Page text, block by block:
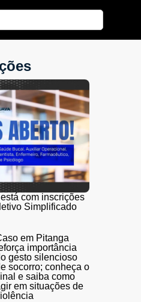
com inscrições
Simplificado
em Pitanga
importância
gesto silencioso
socorro; conheça o
e saiba como
em situações de